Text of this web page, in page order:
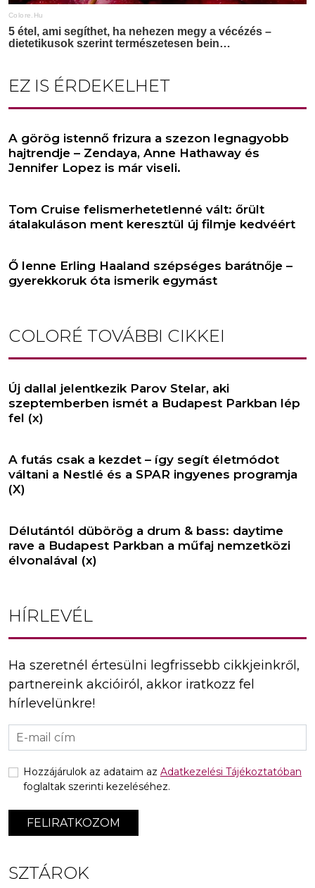
EZ IS ÉRDEKELHET
A görög istennő frizura a szezon legnagyobb
hajtrendje – Zendaya, Anne Hathaway és
Jennifer Lopez is már viseli.
Tom Cruise felismerhetetlenné vált: őrült
átalakuláson ment keresztül új filmje kedvéért
Ő lenne Erling Haaland szépséges barátnője –
gyerekkoruk óta ismerik egymást
COLORÉ TOVÁBBI CIKKEI
Új dallal jelentkezik Parov Stelar, aki
szeptemberben ismét a Budapest Parkban lép
fel (x)
A futás csak a kezdet – így segít életmódot
váltani a Nestlé és a SPAR ingyenes programja
(X)
Délutántól dübörög a drum & bass: daytime
rave a Budapest Parkban a műfaj nemzetközi
élvonalával (x)
HÍRLEVÉL
Ha szeretnél értesülni legfrissebb cikkjeinkről,
partnereink akcióiról, akkor iratkozz fel
hírlevelünkre!
FELIRATKOZOM
Hozzájárulok az adataim az Adatkezelési Tájékoztatóban
foglaltak szerinti kezeléséhez.
SZTÁROK